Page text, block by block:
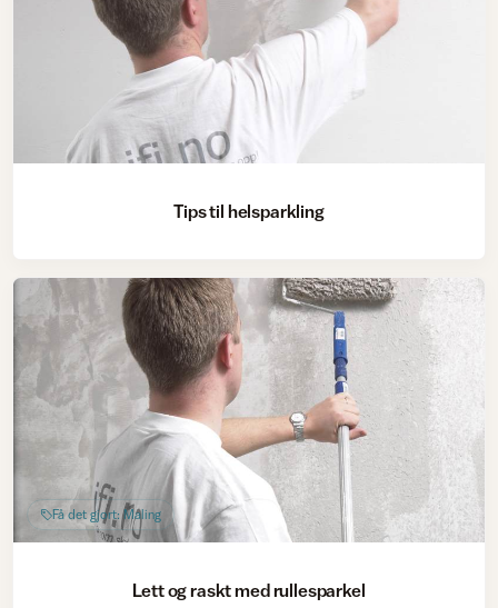
Tips til helsparkling
Få det gjort: Maling
Lett og raskt med rullesparkel